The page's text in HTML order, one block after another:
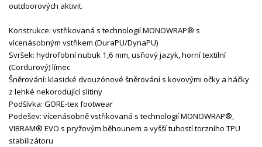
outdoorových aktivit.
Konstrukce: vstřikovaná s technologií MONOWRAP® s
vícenásobným vstřikem (DuraPU/DynaPU)
Svršek: hydrofobní nubuk 1,6 mm, usňový jazyk, horní textilní
(Cordurový) límec
Šněrování: klasické dvouzónové šněrování s kovovými očky a háčky
z lehké nekorodující slitiny
Podšívka: GORE-tex footwear
Podešev: vícenásobně vstřikovaná s technologií MONOWRAP®,
VIBRAM® EVO s pryžovým běhounem a vyšší tuhostí torzního TPU
stabilizátoru